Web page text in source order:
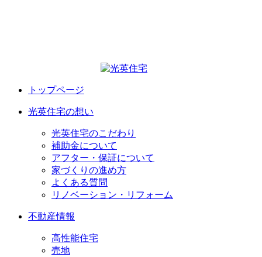
トップページ
光英住宅の想い
光英住宅のこだわり
補助金について
アフター・保証について
家づくりの進め方
よくある質問
リノベーション・リフォーム
不動産情報
高性能住宅
売地